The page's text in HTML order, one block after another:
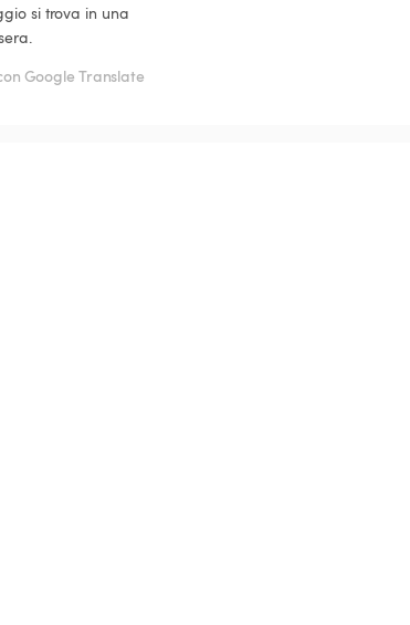
si trova in una
Google Translate